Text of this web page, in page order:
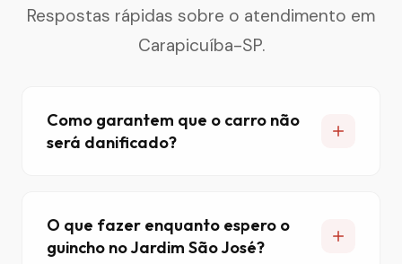
Respostas rápidas sobre o atendimento em
Carapicuíba-SP.
Como garantem que o carro não
será danificado?
O que fazer enquanto espero o
guincho no Jardim São José?